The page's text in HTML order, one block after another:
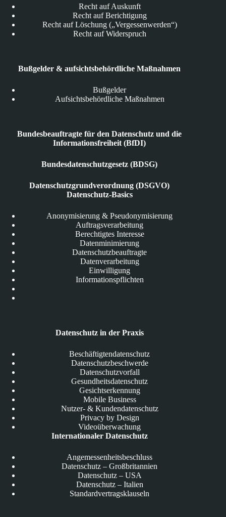
Recht auf Auskunft
Recht auf Berichtigung
Recht auf Löschung („Vergessenwerden“)
Recht auf Widerspruch
Bußgelder & aufsichtsbehördliche Maßnahmen
Bußgelder
Aufsichtsbehördliche Maßnahmen
Bundesbeauftragte für den Datenschutz und die
Informationsfreiheit (BfDI)
Bundesdatenschutzgesetz (BDSG)
Datenschutzgrundverordnung (DSGVO)
Datenschutz-Basics
Anonymisierung & Pseudonymisierung
Auftragsverarbeitung
Berechtigtes Interesse
Datenminimierung
Datenschutzbeauftragte
Datenverarbeitung
Einwilligung
Informationspflichten
Datenschutz in der Praxis
Beschäftigtendatenschutz
Datenschutzbeschwerde
Datenschutzvorfall
Gesundheitsdatenschutz
Gesichtserkennung
Mobile Business
Nutzer- & Kundendatenschutz
Privacy by Design
Videoüberwachung
Internationaler Datenschutz
Angemessenheitsbeschluss
Datenschutz – Großbritannien
Datenschutz – USA
Datenschutz – Italien
Standardvertragsklauseln